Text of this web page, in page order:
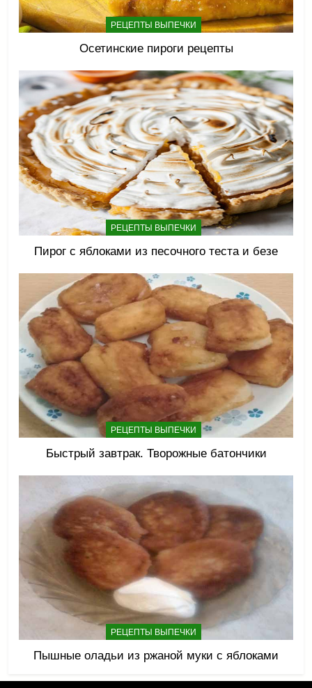
РЕЦЕПТЫ ВЫПЕЧКИ
Осетинские пироги рецепты
РЕЦЕПТЫ ВЫПЕЧКИ
Пирог с яблоками из песочного теста и безе
РЕЦЕПТЫ ВЫПЕЧКИ
Быстрый завтрак. Творожные батончики
РЕЦЕПТЫ ВЫПЕЧКИ
Пышные оладьи из ржаной муки с яблоками